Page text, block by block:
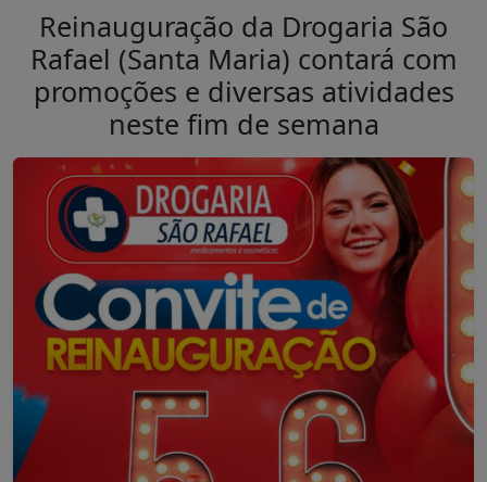
Reinauguração da Drogaria São
Rafael (Santa Maria) contará com
promoções e diversas atividades
neste fim de semana